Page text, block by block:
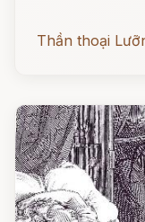
Thần thoại